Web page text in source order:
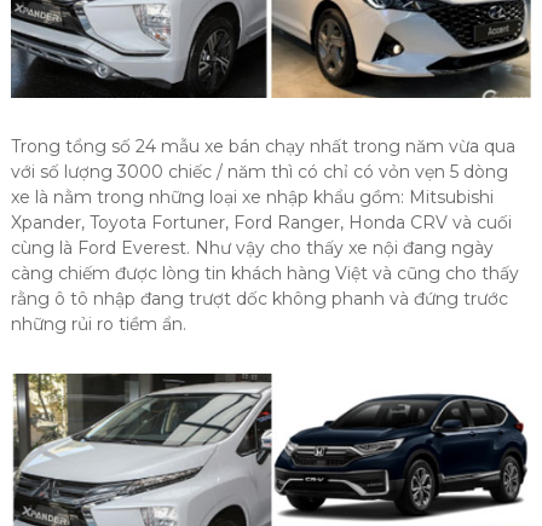
Trong tổng số 24 mẫu xe bán chạy nhất trong năm vừa qua
với số lượng 3000 chiếc / năm thì có chỉ có vỏn vẹn 5 dòng
xe là nằm trong những loại xe nhập khẩu gồm: Mitsubishi
Xpander, Toyota Fortuner, Ford Ranger, Honda CRV và cuối
cùng là Ford Everest. Như vậy cho thấy xe nội đang ngày
càng chiếm được lòng tin khách hàng Việt và cũng cho thấy
rằng ô tô nhập đang trượt dốc không phanh và đứng trước
những rủi ro tiềm ẩn.